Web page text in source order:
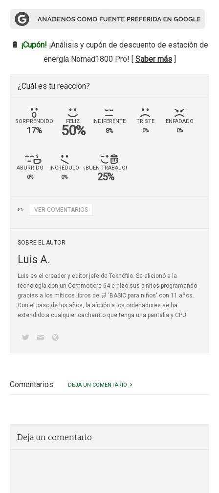
🔋 ¡Cupón! ¡Análisis y cupón de descuento de estación de
energía Nomad1800 Pro! [ Saber más]
¿Cuál es tu reacción?
SORPRENDIDO
17%
FELIZ
50%
INDIFERENTE
8%
TRISTE
0%
ENFADADO
0%
ABURRIDO
0%
INCRÉDULO
0%
¡BUEN TRABAJO!
25%
✏️ VER COMENTARIOS
SOBRE EL AUTOR
Luis A.
Luis es el creador y editor jefe de Teknófilo. Se aficionó a la
tecnología con un Commodore 64 e hizo sus pinitos programando
gracias a los míticos libros de 🛒 'BASIC para niños' con 11 años.
Con el paso de los años, la afición a los ordenadores se ha
extendido a cualquier cacharrito que tenga una pantalla y CPU.
Comentarios DEJA UN COMENTARIO
Deja un comentario